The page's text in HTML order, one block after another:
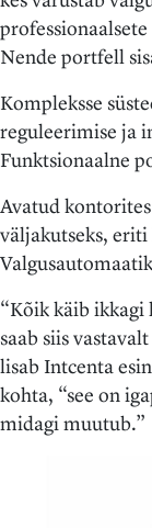
Nende portfell
Kompleksse
reguleerimise ja
Funktsionaalne
Avatud
väljakutseks,
“Kõik käib ikkagi
saab siis
lisab Intcenta
kohta, “see on
midagi muutub.”